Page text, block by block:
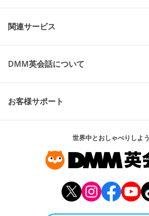
関連サービス
DMM英会話について
お客様サポート
世界中とおしゃべりしよう